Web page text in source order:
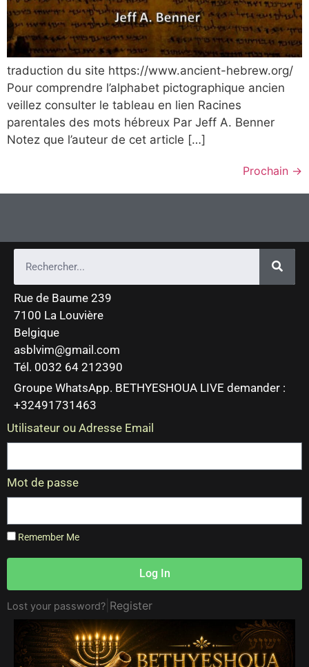
traduction du site https://www.ancient-hebrew.org/
Pour comprendre l’alphabet pictographique ancien
veillez consulter le tableau en lien Racines
parentales des mots hébreux Par Jeff A. Benner
Notez que l’auteur de cet article […]
Prochain →
Rue de Baume 239
7100 La Louvière
Belgique
asblvim@gmail.com
Tél. 0032 64 212390
Groupe WhatsApp. BETHYESHOUA LIVE demander :
+32491731463
Utilisateur ou Adresse Email
Mot de passe
Remember Me
Log In
Lost your password? Register